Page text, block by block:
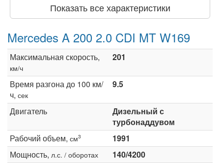
Показать все характеристики
Mercedes A 200 2.0 CDI MT W169
Максимальная скорость,
км/ч
201
Время разгона до 100 км/
ч, сек
9.5
Двигатель
Дизельный с
турбонаддувом
Рабочий объем, см3
1991
Мощность, л.с. / оборотах
140/4200